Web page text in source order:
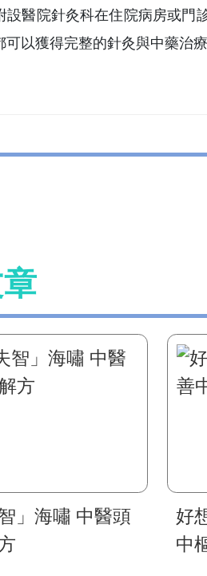
設醫院針灸科在住院病房或門
以獲得完整的針灸與中藥治療
」海嘯 中醫頭
好
中